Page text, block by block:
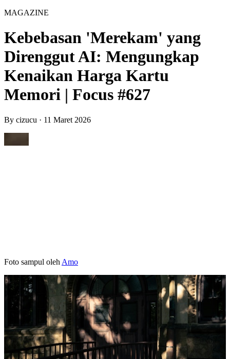
MAGAZINE
Kebebasan 'Merekam' yang
Direnggut AI: Mengungkap
Kenaikan Harga Kartu
Memori | Focus #627
By cizucu · 11 Maret 2026
Foto sampul oleh Amo